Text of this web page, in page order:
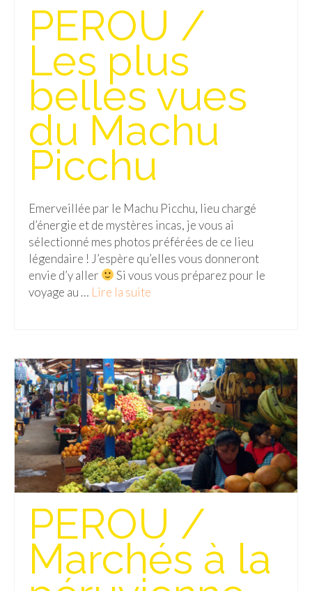
CHIANG MAI
HANOI
Cafés insolites
Cafés avec vue sur lac
LONDRES
Cafés
PARIS
Restos chinois
Restos vietnamiens
PEROU /
Les plus
belles vues
du Machu
Picchu
Emerveillée par le Machu Picchu, lieu chargé
d’énergie et de mystères incas, je vous ai
sélectionné mes photos préférées de ce lieu
légendaire ! J’espère qu’elles vous donneront
envie d’y aller
Si vous vous préparez pour le
voyage au … Lire la suite­­
PEROU /
Marchés à la